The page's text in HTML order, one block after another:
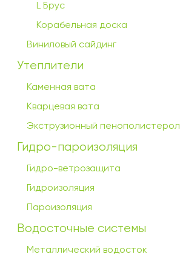
L Брус
Корабельная доска
Виниловый сайдинг
Утеплители
Каменная вата
Кварцевая вата
Экструзионный пенополистерол
Гидро-пароизоляция
Гидро-ветрозащита
Гидроизоляция
Пароизоляция
Водосточные системы
Металлический водосток